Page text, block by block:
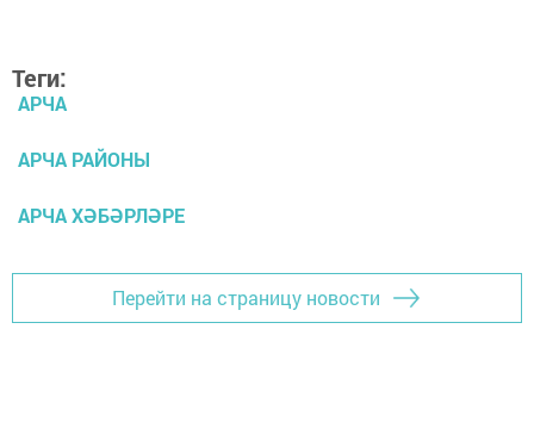
Теги:
АРЧА
АРЧА РАЙОНЫ
АРЧА ХӘБӘРЛӘРЕ
Перейти на страницу новости